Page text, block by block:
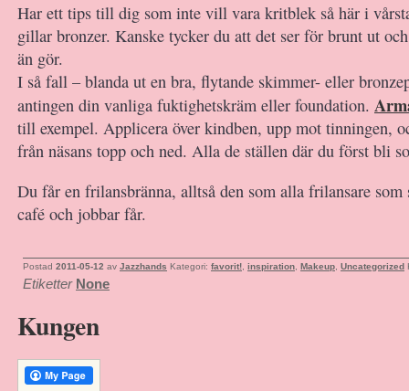
Har ett tips till dig som inte vill vara kritblek så här i
gillar bronzer. Kanske tycker du att det ser för brunt ut
än gör.
I så fall – blanda ut en bra, flytande skimmer- eller
antingen din vanliga fuktighetskräm eller foundation.
till exempel. Applicera över kindben, upp mot tinningen,
från näsans topp och ned. Alla de ställen där du först bli
Du får en frilansbränna, alltså den som alla frilansare som
café och jobbar får.
Postad 2011-05-12 av Jazzhands Kategori: favorit! inspiration Makeup Uncategorized
Etiketter None
Kungen